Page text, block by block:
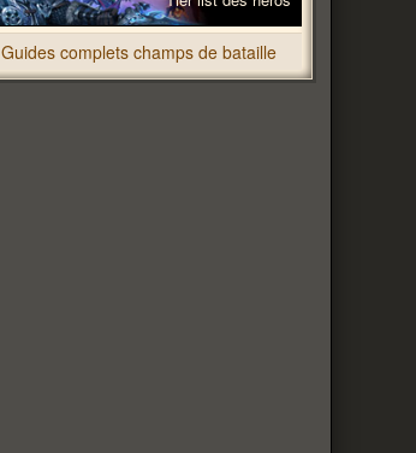
Guides complets champs de bataille